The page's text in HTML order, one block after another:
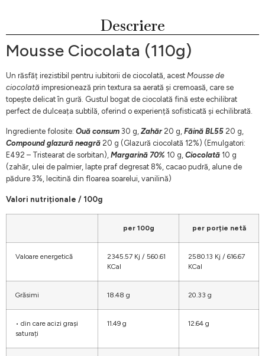
Descriere
Mousse Ciocolata (110g)
Un răsfăț irezistibil pentru iubitorii de ciocolată, acest Mousse de
ciocolată impresionează prin textura sa aerată și cremoasă, care se
topește delicat în gură. Gustul bogat de ciocolată fină este echilibrat
perfect de dulceața subtilă, oferind o experiență sofisticată și echilibrată.
Ingrediente folosite: Ouă consum 30 g, Zahăr20 g, Făină BL55 20 g,
Compound glazură neagră 20 g (Glazură ciocolată 12%) (Emulgatori:
E492 – Tristearat de sorbitan), Margarină 70% 10 g, Ciocolată 10 g
(zahăr, ulei de palmier, lapte praf degresat 8%, cacao pudră, alune de
pădure 3%, lecitină din floarea soarelui, vanilină)
Valori nutriționale / 100g
per 100g per porție netă
Valoare energetică
2345.57 Kj / 560.61
KCal
2580.13 Kj / 616.67
KCal
Grăsimi 18.48 g 20.33 g
• din care acizi grași
saturați
11.49 g 12.64 g